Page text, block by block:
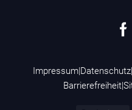
Impressum|Datenschutz|
Barrierefreiheit|